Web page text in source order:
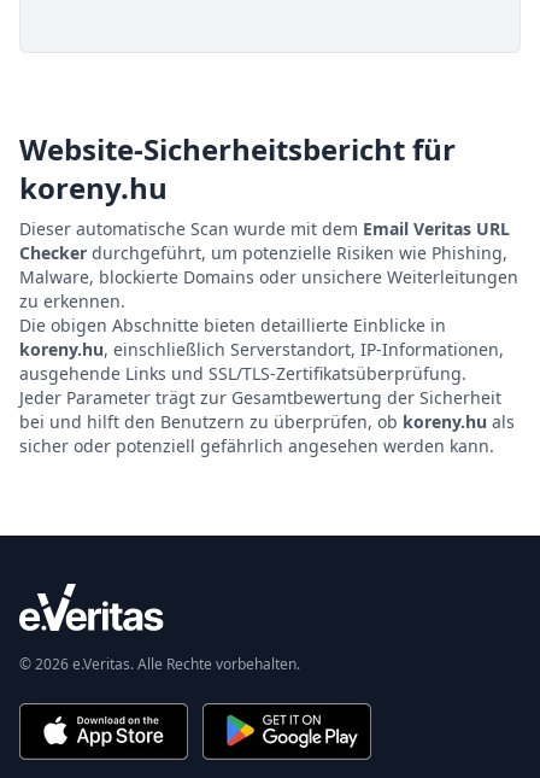
Website-Sicherheitsbericht für
koreny.hu
Dieser automatische Scan wurde mit dem Email Veritas URL
Checker durchgeführt, um potenzielle Risiken wie Phishing,
Malware, blockierte Domains oder unsichere Weiterleitungen
zu erkennen.
Die obigen Abschnitte bieten detaillierte Einblicke in
koreny.hu, einschließlich Serverstandort, IP-Informationen,
ausgehende Links und SSL/TLS-Zertifikatsüberprüfung.
Jeder Parameter trägt zur Gesamtbewertung der Sicherheit
bei und hilft den Benutzern zu überprüfen, ob koreny.hu als
sicher oder potenziell gefährlich angesehen werden kann.
© 2026 e.Veritas. Alle Rechte vorbehalten.